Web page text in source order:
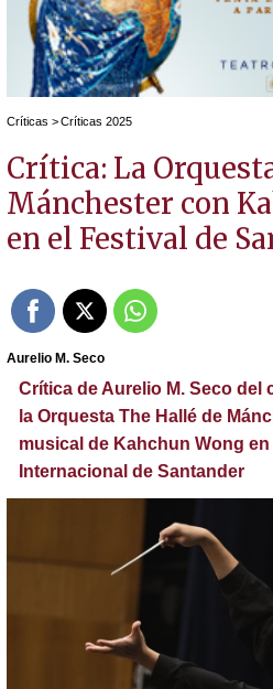
Críticas > Críticas 2025
Crítica: La
Mánchester con
en el Festival de
Aurelio M. Seco
Crítica de Aurelio M. Seco
la Orquesta The Hallé de
musical de Kahchun Wong en
Internacional de Santander